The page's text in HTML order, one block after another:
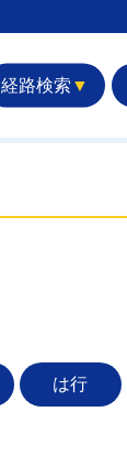
経路検索 ▼
は行